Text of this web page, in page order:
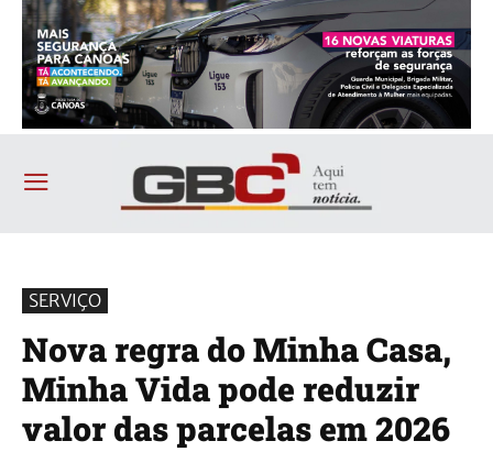
SERVIÇO
Nova regra do Minha Casa,
Minha Vida pode reduzir
valor das parcelas em 2026